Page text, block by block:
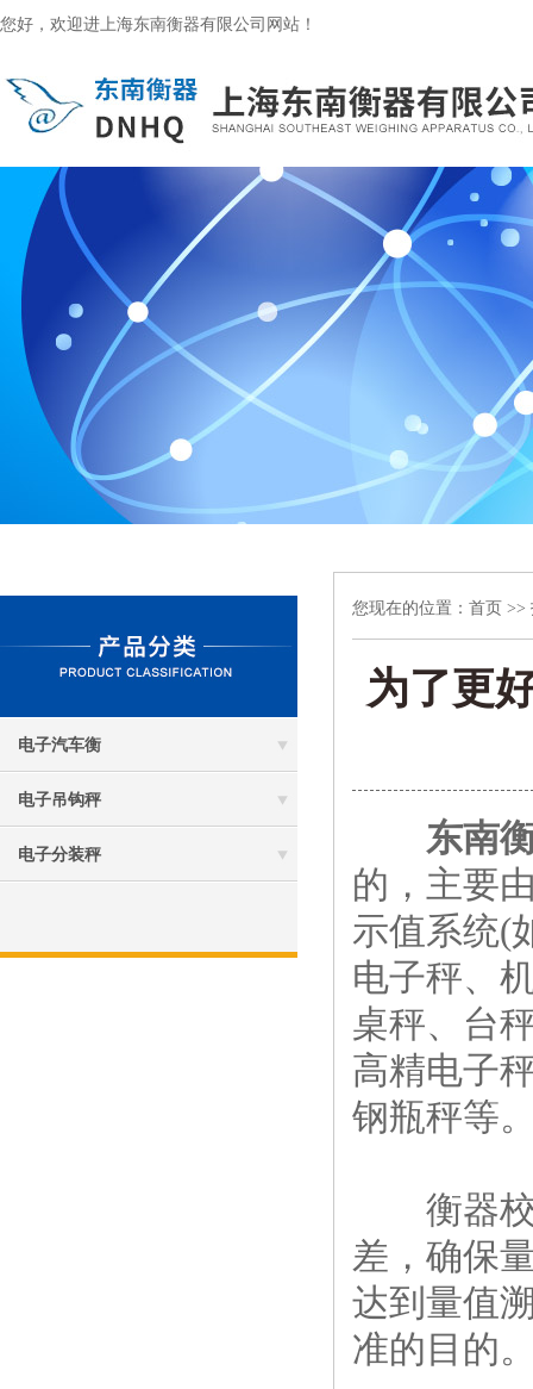
您好，欢迎进上海东南衡器有限公司网站！
电子汽车衡
电子吊钩秤
电子分装秤
您现在的位置： 首页 >>
为了更
东南
的，主要
示值系统(
电子秤、
桌秤、台
高精电子
钢瓶秤等
衡器校
差，确保
达到量值
准的目的